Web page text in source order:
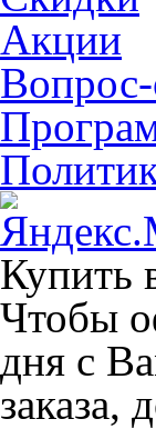
Акции
Вопрос-
Купить
Чтобы
дня с
заказа,